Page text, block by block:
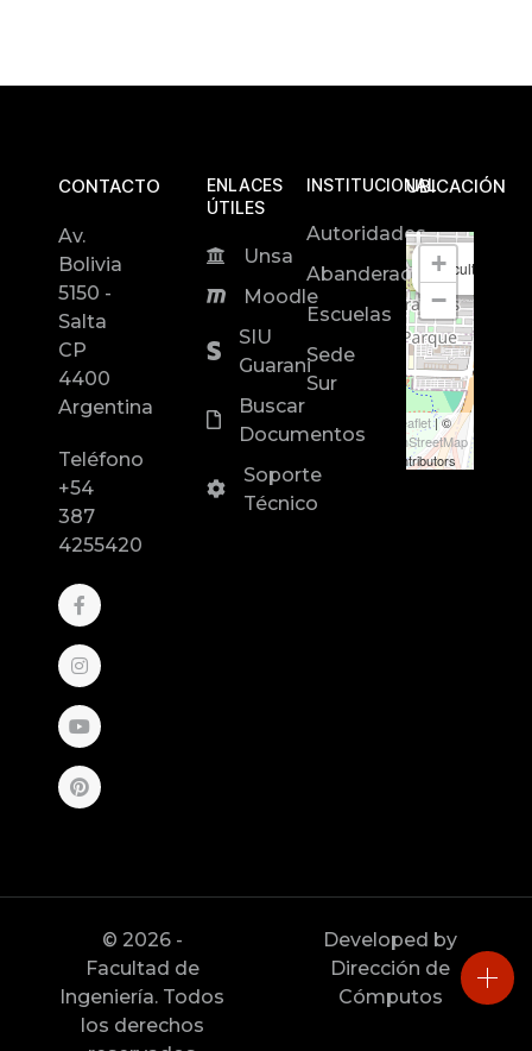
CONTACTO
Av.
Bolivia
5150 -
Salta
CP
4400
Argentina
Teléfono
+54
387
4255420
ENLACES
ÚTILES
Unsa
Moodle
SIU
Guarani
Buscar
Documentos
Soporte
Técnico
INSTITUCIONAL
Autoridades
Abanderados
Escuelas
Sede
Sur
UBICACIÓN
Facultad de
+
−
Leaflet| ©
OpenStreetMap
contributors
© 2026 -
Facultad de
Ingeniería. Todos
los derechos
Developed by
Dirección de
Cómputos